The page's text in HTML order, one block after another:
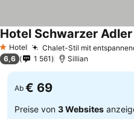
1 Sterne
Hotel Chalet-Stil mit
Hotel Schwarzer
6,6 1 561 Sillian
Ab € 69
Preise von 3 Websites